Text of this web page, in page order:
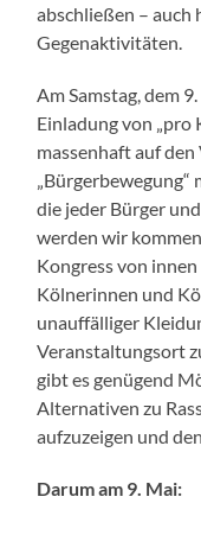
abschließen – auch
Gegenaktivitäten.
Am Samstag, dem
Einladung von „pro
massenhaft auf
die jeder Bürger
werden wir
Kongress von
Kölnerinnen und
unauffälliger
Veranstaltungsort
gibt es genügend
Alternativen zu
aufzuzeigen und
Darum am 9. Mai: